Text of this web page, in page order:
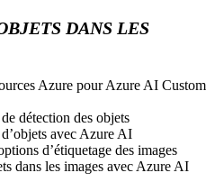
DANS LES
Azure pour Azure AI Custom
détection des objets
avec Azure AI
d’étiquetage des images
dans les images avec Azure AI